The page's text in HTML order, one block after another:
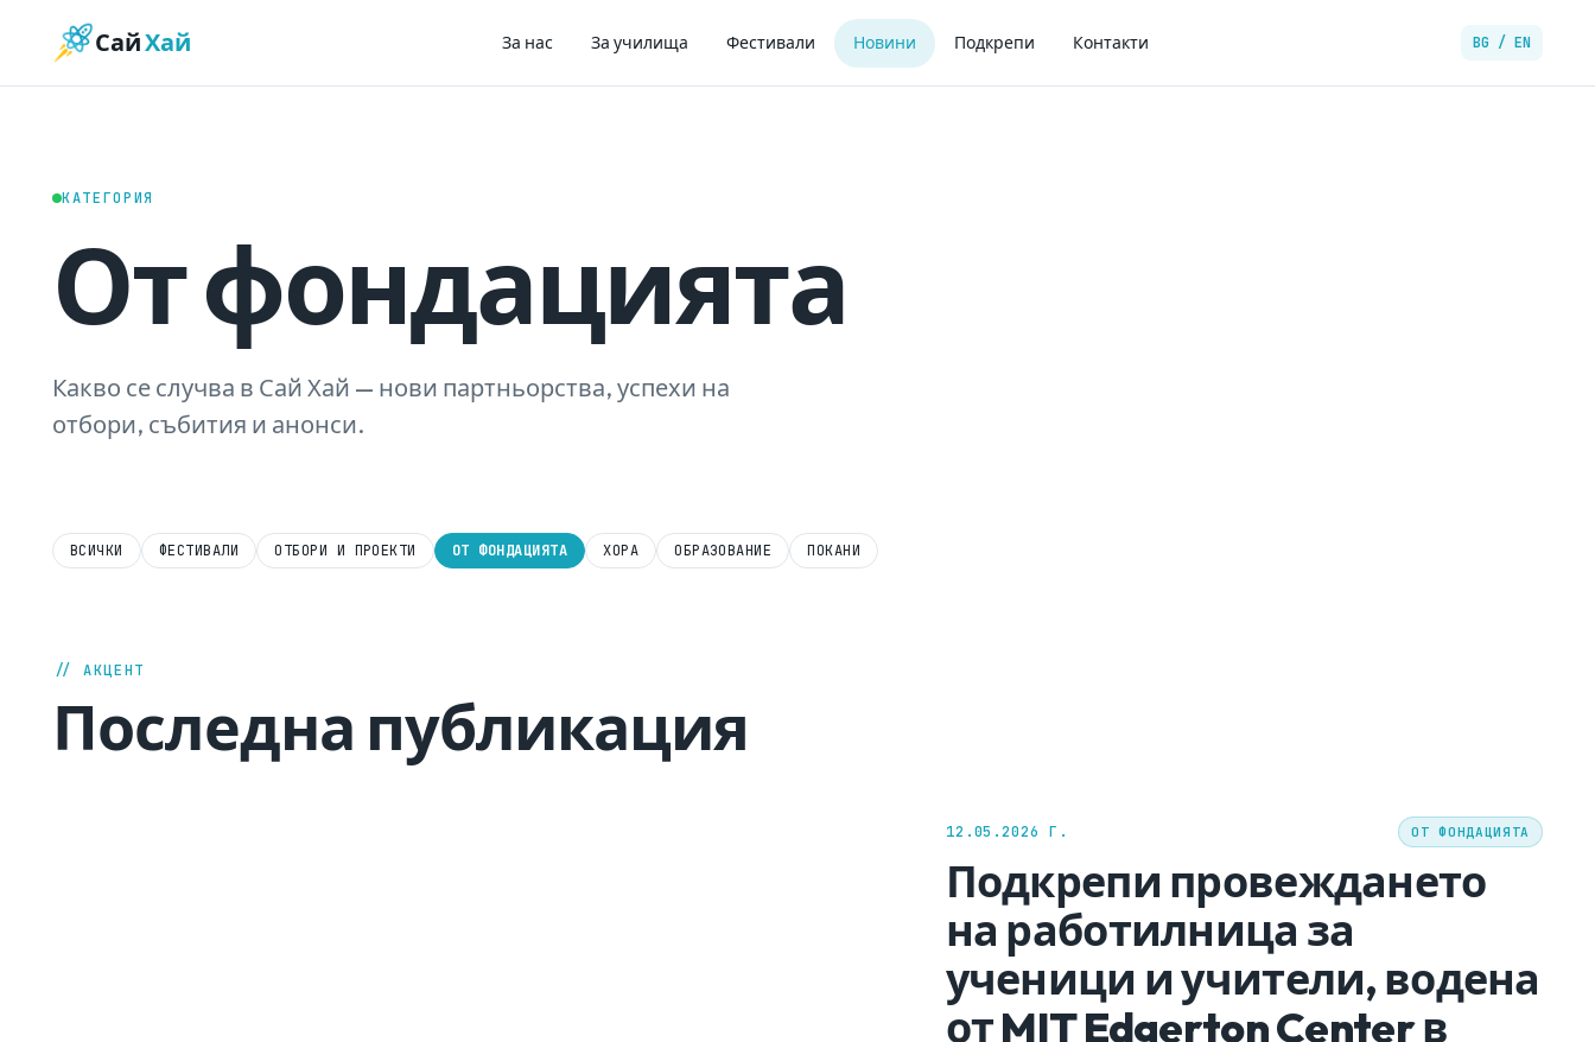
СайХай За нас За училища Фестивали Новини Подкрепи Контакти BG / EN
КАТЕГОРИЯ
От фондацията
Какво се случва в Сай Хай — нови партньорства, успехи на
отбори, събития и анонси.
ВСИЧКИ ФЕСТИВАЛИ ОТБОРИ И ПРОЕКТИ ОТ ФОНДАЦИЯТА ХОРА ОБРАЗОВАНИЕ ПОКАНИ
// АКЦЕНТ
Последна публикация
12.05.2026 Г. ОТ ФОНДАЦИЯТА
Подкрепи провеждането
на работилница за
ученици и учители, водена
от MIT Edgerton Center в